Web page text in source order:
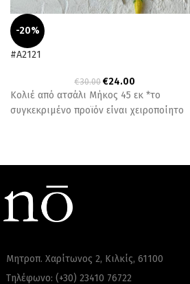
-20%
#A2121
€30.00 €24.00
Κολιέ από ατσάλι Μήκος 45 εκ *το
συγκεκριμένο προϊόν είναι χειροποίητο
Μητροπ. Χαρίτωνος 2, Κιλκίς, 61100
Τηλέφωνο: (+30) 23410 76722